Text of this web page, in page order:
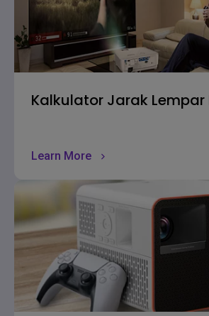
Kalkulator Jarak Lempar
Learn More